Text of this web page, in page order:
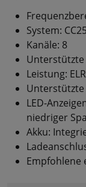
System:
Kanäle: 8
Unterstützte
Leistung:
LED-
niedriger
Akku:
Empfohlene